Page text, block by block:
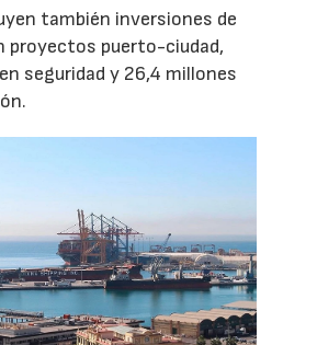
también inversiones de
proyectos puerto-ciudad,
seguridad y 26,4 millones